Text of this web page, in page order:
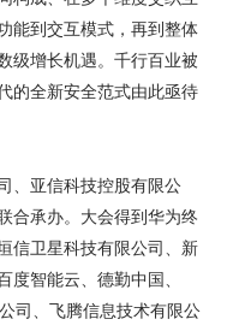
到交互模式，再到整体
级增长机遇。千行百业被
的全新安全范式由此亟待
、亚信科技控股有限公
合承办。大会得到华为终
信卫星科技有限公司、新
智能云、德勤中国、
司、飞腾信息技术有限公